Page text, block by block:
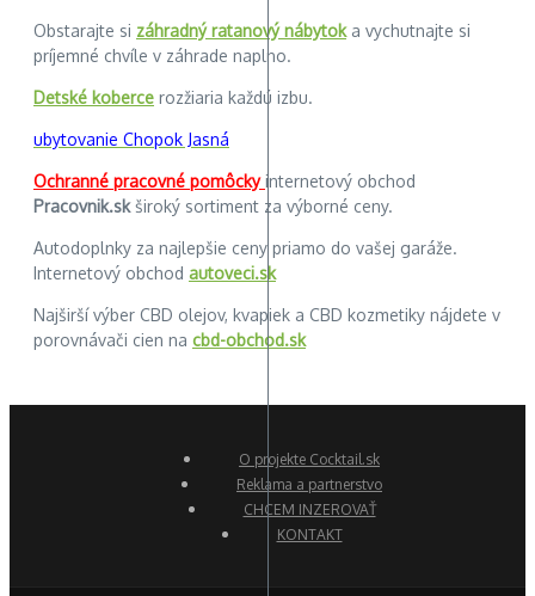
Obstarajte si záhradný ratanový nábytoka vychutnajte si
príjemné chvíle v záhrade naplno.
Detské koberce rozžiaria každú izbu.
ubytovanie Chopok Jasná
Ochranné pracovné pomôckyinternetový obchod
Pracovnik.skširoký sortiment za výborné ceny.
Autodoplnky za najlepšie ceny priamo do vašej garáže.
Internetový obchod autoveci.sk
Najširší výber CBD olejov, kvapiek a CBD kozmetiky nájdete v
porovnávači cien na cbd-obchod.sk
O projekte Cocktail.sk
Reklama a partnerstvo
CHCEM INZEROVAŤ
KONTAKT